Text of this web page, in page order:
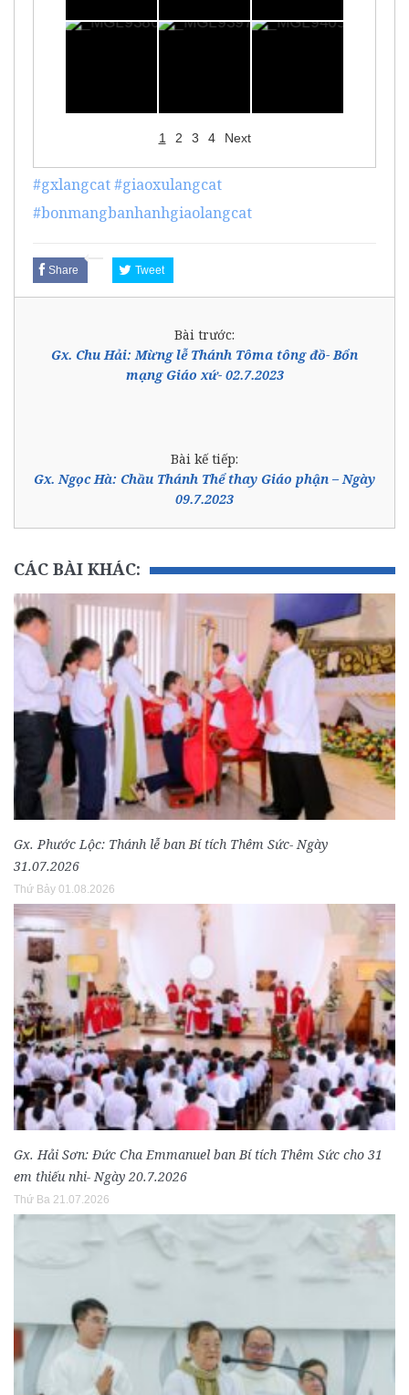
1 2 3 4 Next
#gxlangcat#giaoxulangcat
#bonmangbanhanhgiaolangcat
Share Tweet
Bài trước:
Gx. Chu Hải: Mừng lễ Thánh Tôma tông đồ- Bổn
mạng Giáo xứ- 02.7.2023
Bài kế tiếp:
Gx. Ngọc Hà: Chầu Thánh Thể thay Giáo phận – Ngày
09.7.2023
CÁC BÀI KHÁC:
Gx. Phước Lộc: Thánh lễ ban Bí tích Thêm Sức- Ngày
31.07.2026
Thứ Bảy 01.08.2026
Gx. Hải Sơn: Đức Cha Emmanuel ban Bí tích Thêm Sức cho 31
em thiếu nhi- Ngày 20.7.2026
Thứ Ba 21.07.2026